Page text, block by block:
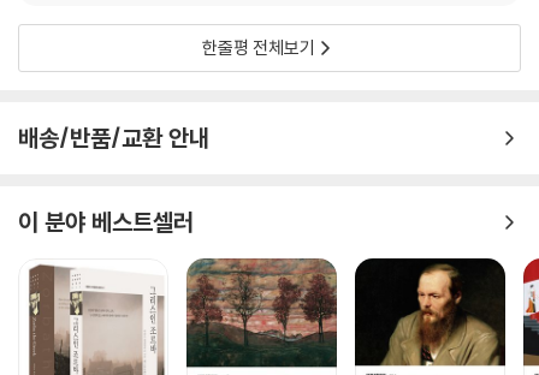
의 차이 때문에 아들들에게 그대로 계승되지는 않았다.
되어 중국제패의 야망을 꿈꾼다. 〈아들들〉의 배경은 낡은 중국 하늘의 한
무도한 군벌의 수령은 아니다. 무용(武勇)에서는 견줄 이가 없는 뛰어난
왕후는 용맹무쌍하면서도 모든 부하를 부들부들 떨게 할 정도로 엄격하다.
그러면서도 한편으로는 사랑하는 여자가 자신을 배신하자 망설임 없이 한
칼에 베어죽이고, 추모날 밤에 슬픔과 고뇌로 신음하는 로맨티스트의 모습
한줄평 전체보기
배송/반품/교환 안내
이 분야 베스트셀러